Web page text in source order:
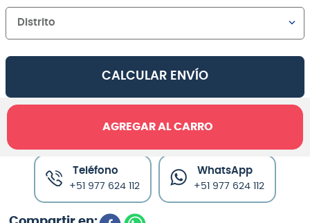
Distrito
CALCULAR ENVÍO
AGREGAR AL CARRO
Canales de venta y asesoría
Teléfono
+51 977 624 112
WhatsApp
+51 977 624 112